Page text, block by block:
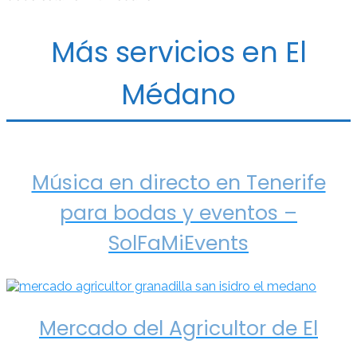
Más servicios en El
Médano
Música en directo en Tenerife
para bodas y eventos –
SolFaMiEvents
Mercado del Agricultor de El